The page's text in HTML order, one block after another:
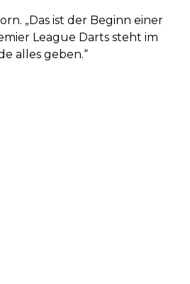
„Das ist der Beginn einer
League Darts steht im
alles geben.“